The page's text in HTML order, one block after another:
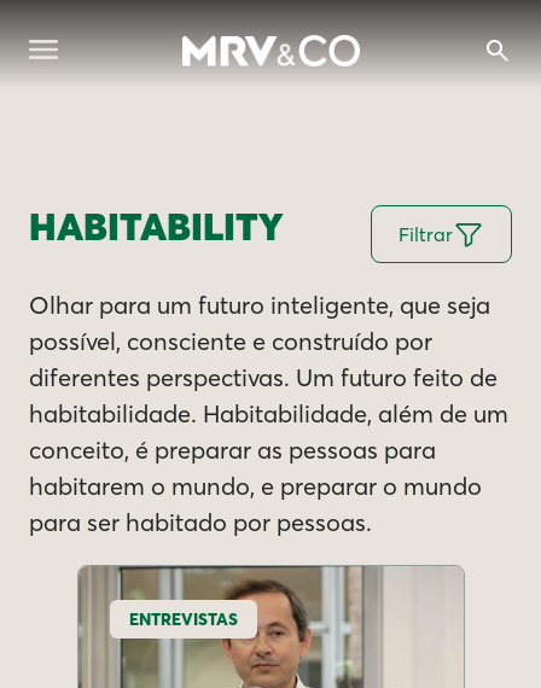
HABITABILITY Filtrar
Olhar para um futuro inteligente, que seja
possível, consciente e construído por
diferentes perspectivas. Um futuro feito de
habitabilidade. Habitabilidade, além de um
conceito, é preparar as pessoas para
habitarem o mundo, e preparar o mundo
para ser habitado por pessoas.
ENTREVISTAS